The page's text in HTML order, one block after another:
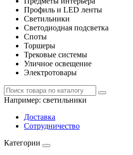
Профиль и LED ленты
Светильники
Светодиодная подсветка
Споты
Торшеры
Трековые системы
Уличное освещение
Электротовары
Например: светильники
Доставка
Сотрудничество
Категории